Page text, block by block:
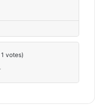
1 votes)